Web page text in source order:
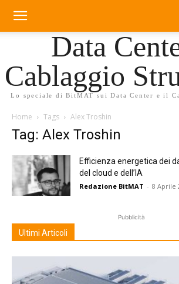
Data
Cablaggio
Lo speciale di BitMAT sui Data Center e il
Home Tags Alex Troshin
Tag: Alex Troshin
Efficienza energetica dei
del cloud e dell’IA
Redazione BitMAT - 8 Aprile
Pubblicità
Ultimi Articoli